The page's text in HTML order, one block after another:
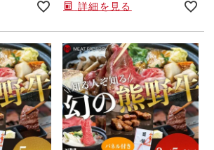
詳細を見る